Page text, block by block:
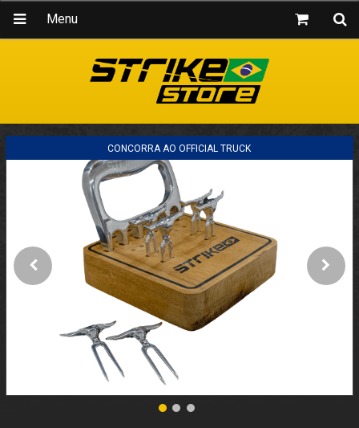
Menu
CONCORRA AO OFFICIAL TRUCK